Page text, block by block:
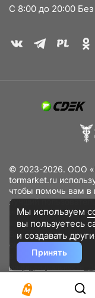
С 8:00 до 20:00
© 2023-2026. ООО
tormarket.ru
чтобы помочь вам в
лучший
использование
качество
Вы не хотите,
обрабатывались,
в своём браузере.
конфиденциальности
Разработано DST
Мы используем
вы пользуетесь
и создавать
Принять